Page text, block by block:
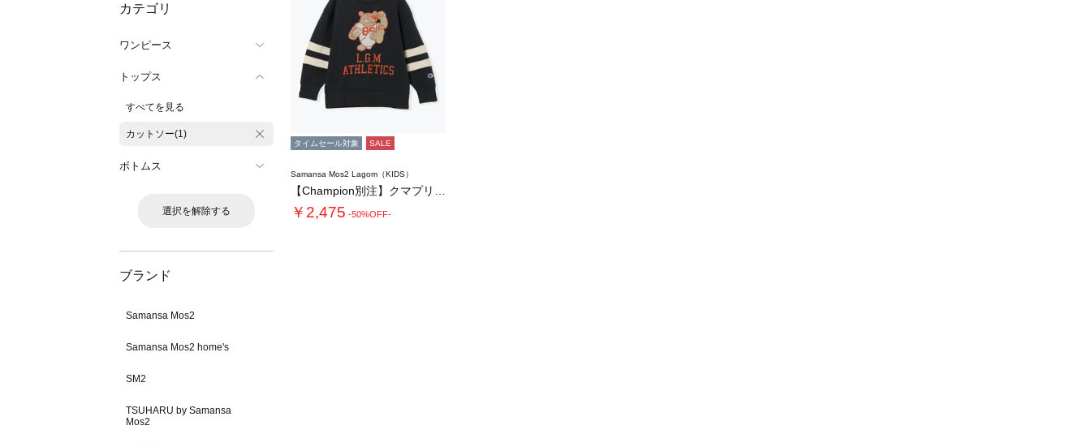
カテゴリ
ワンピース
トップス
すべてを見る
カットソー(1)
ボトムス
選択を解除する
ブランド
Samansa Mos2
Samansa Mos2 home's
SM2
TSUHARU by Samansa
Mos2
タイムセール対象 SALE
Samansa Mos2 Lagom（KIDS）
￥2,475 -50%OFF-